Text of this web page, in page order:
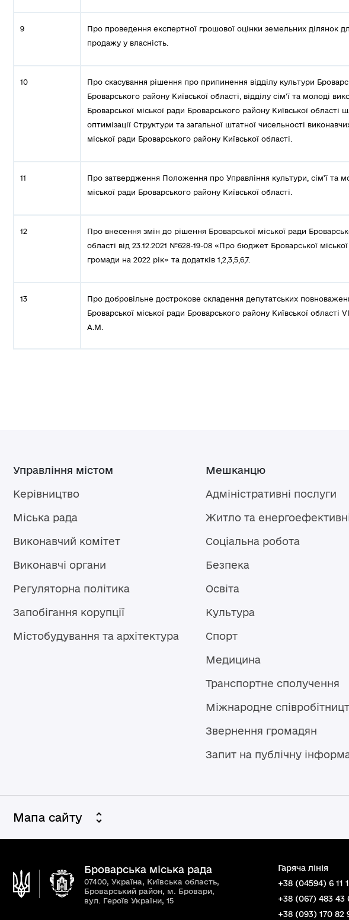
9
Про проведення експертної грошової оцінки земельних ділянок
продажу у власність.
10
Про скасування рішення про припинення відділу культури
Броварського району Київської області, відділу сім’ї та молоді
Броварської міської ради Броварського району Київської області
оптимізації Структури та загальної штатної чисельності
міської ради Броварського району Київської області.
11
Про затвердження Положення про Управління культури, сім’ї та
міської ради Броварського району Київської області.
12
Про внесення змін до рішення Броварської міської ради
області від 23.12.2021 №628-19-08 «Про бюджет Броварської
громади на 2022 рік» та додатків 1,2,3,5,6,7.
13
Про добровільне дострокове складення депутатських
Броварської міської ради Броварського району Київської області
А.М.
Управління містом
Керівництво
Міська рада
Виконавчий комітет
Виконавчі органи
Регуляторна політика
Запобігання корупції
Містобудування та архітектура
Мешканцю
Адміністративні послуги
Житло та
Соціальна робота
Безпека
Освіта
Культура
Спорт
Медицина
Транспортне сполучення
Міжнародне
Звернення громадян
Запит на публічну
Мапа сайту
Броварська міська рада
07400, Україна, Київська область,
Броварський район, м. Бровари,
вул. Героїв України, 15
Гаряча лінія
+38 (04594) 6 11
+38 (067) 483 43
+38 (093) 170 82